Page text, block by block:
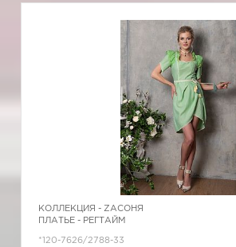
КОЛЛЕКЦИЯ - ZAСОНЯ
ПЛАТЬЕ - РЕГТАЙМ
*120-7626/2788-33